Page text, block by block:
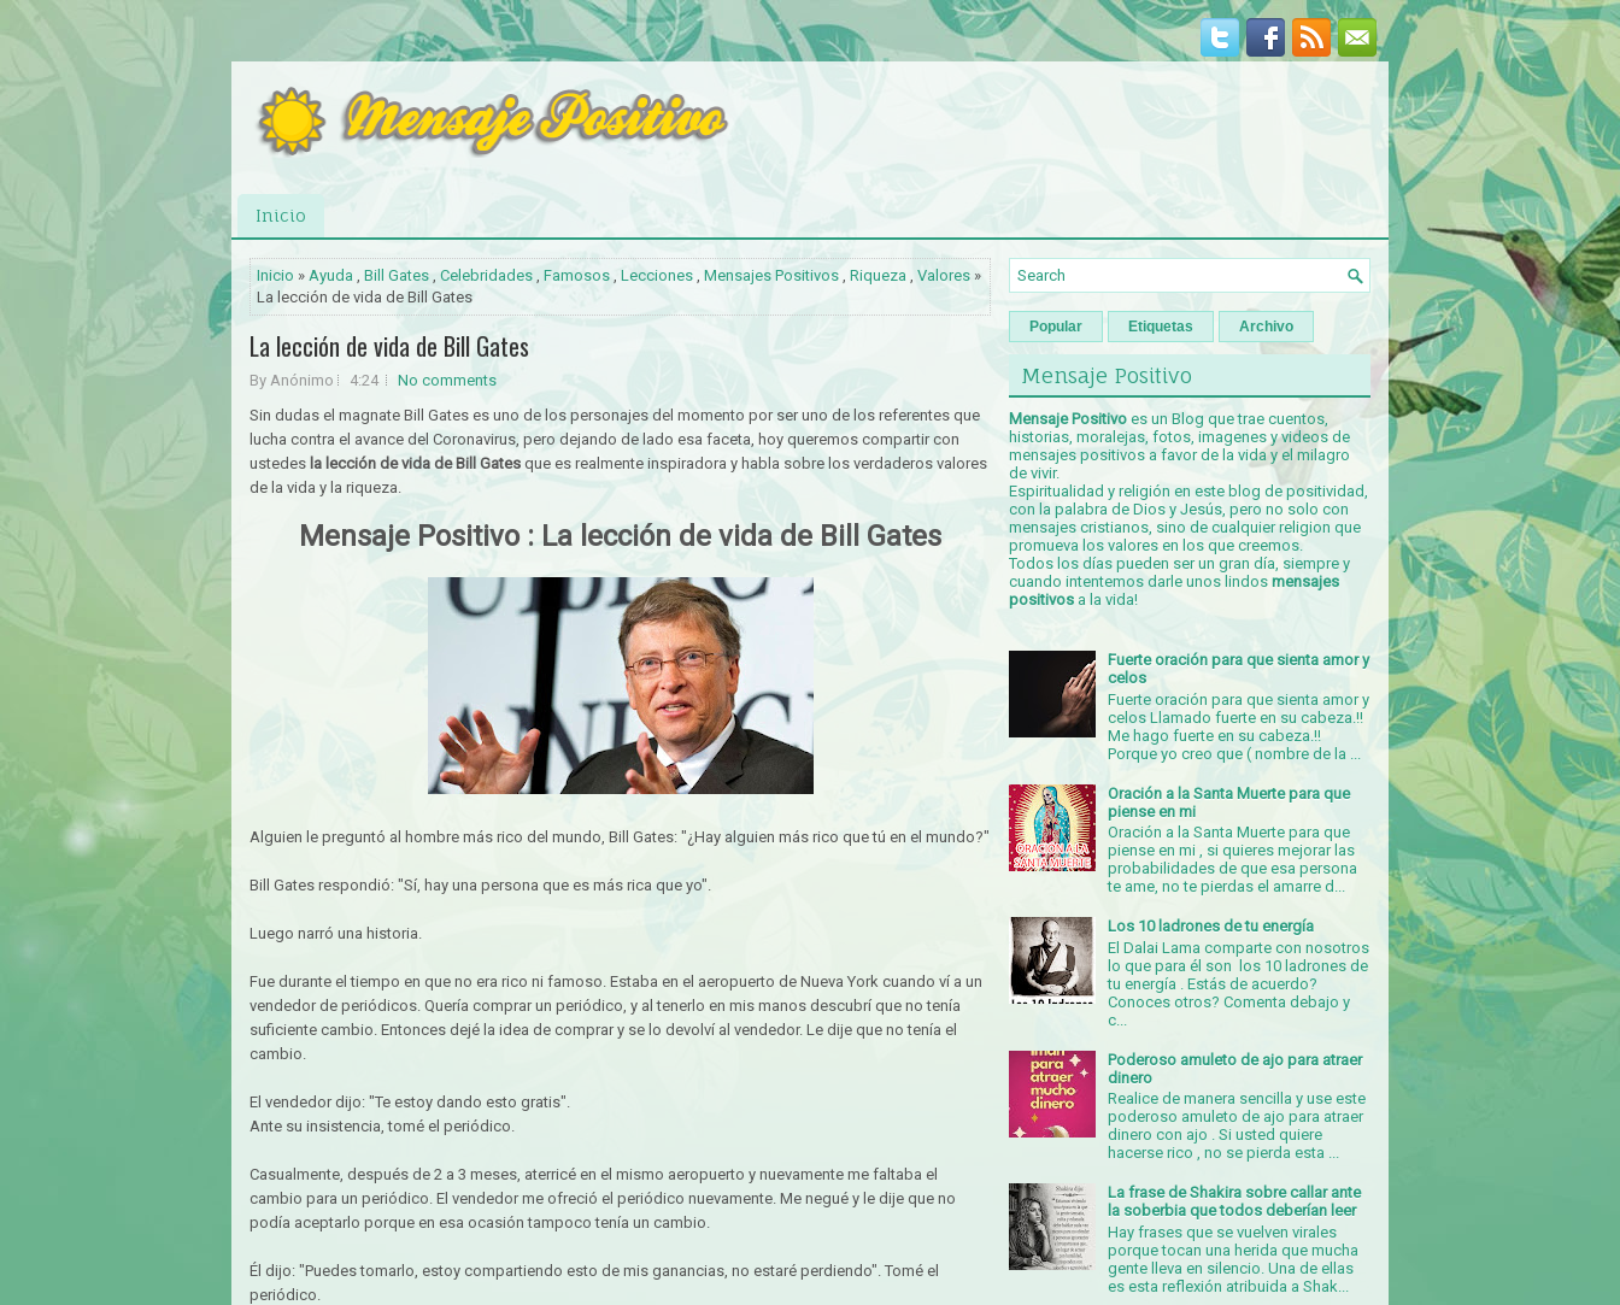
Inicio
Inicio » Ayuda , Bill Gates , Celebridades , Famosos , Lecciones , Mensajes Positivos , Riqueza , Valores »
La lección de vida de Bill Gates
La lección de vida de Bill Gates
By Anónimo 4:24
No comments
Sin dudas el magnate Bill Gates es uno de los personajes del momento por ser uno de los referentes que
lucha contra el avance del Coronavirus, pero dejando de lado esa faceta, hoy queremos compartir con
ustedes la lección de vida de Bill Gates que es realmente inspiradora y habla sobre los verdaderos valores
de la vida y la riqueza.
Mensaje Positivo : La lección de vida de Bill Gates
Alguien le preguntó al hombre más rico del mundo, Bill Gates: "¿Hay alguien más rico que tú en el mundo?"
Bill Gates respondió: "Sí, hay una persona que es más rica que yo".
Luego narró una historia.
Fue durante el tiempo en que no era rico ni famoso. Estaba en el aeropuerto de Nueva York cuando ví a un
vendedor de periódicos. Quería comprar un periódico, y al tenerlo en mis manos descubrí que no tenía
suficiente cambio. Entonces dejé la idea de comprar y se lo devolví al vendedor. Le dije que no tenía el
cambio.
El vendedor dijo: "Te estoy dando esto gratis".
Ante su insistencia, tomé el periódico.
Casualmente, después de 2 a 3 meses, aterricé en el mismo aeropuerto y nuevamente me faltaba el
cambio para un periódico. El vendedor me ofreció el periódico nuevamente. Me negué y le dije que no
podía aceptarlo porque en esa ocasión tampoco tenía un cambio.
Él dijo: "Puedes tomarlo, estoy compartiendo esto de mis ganancias, no estaré perdiendo". Tomé el
periódico.
Popular Etiquetas Archivo
Mensaje Positivo
Mensaje Positivo es un Blog que trae cuentos,
historias, moralejas, fotos, imagenes y videos de
mensajes positivos a favor de la vida y el milagro
de vivir.
Espiritualidad y religión en este blog de positividad,
con la palabra de Dios y Jesús, pero no solo con
mensajes cristianos, sino de cualquier religion que
promueva los valores en los que creemos.
Todos los días pueden ser un gran día, siempre y
cuando intentemos darle unos lindos mensajes
positivos a la vida!
Fuerte oración para que sienta amor y
celos
Fuerte oración para que sienta amor y
celos Llamado fuerte en su cabeza.!!
Me hago fuerte en su cabeza.!!
Porque yo creo que ( nombre de la ...
Oración a la Santa Muerte para que
piense en mi
Oración a la Santa Muerte para que
piense en mi , si quieres mejorar las
probabilidades de que esa persona
te ame, no te pierdas el amarre d...
Los 10 ladrones de tu energía
El Dalai Lama comparte con nosotros
lo que para él son los 10 ladrones de
tu energía . Estás de acuerdo?
Conoces otros? Comenta debajo y
c...
Poderoso amuleto de ajo para atraer
dinero
Realice de manera sencilla y use este
poderoso amuleto de ajo para atraer
dinero con ajo . Si usted quiere
hacerse rico , no se pierda esta ...
La frase de Shakira sobre callar ante
la soberbia que todos deberían leer
Hay frases que se vuelven virales
porque tocan una herida que mucha
gente lleva en silencio. Una de ellas
es esta reflexión atribuida a Shak...